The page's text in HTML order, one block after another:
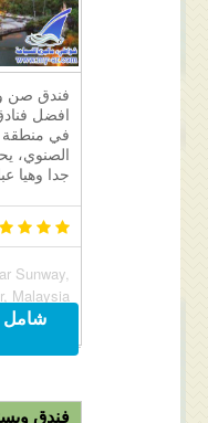
فندق صن
افضل
في
الصنوي،
جدا وهيا
Sunway,
Malaysia
شامل